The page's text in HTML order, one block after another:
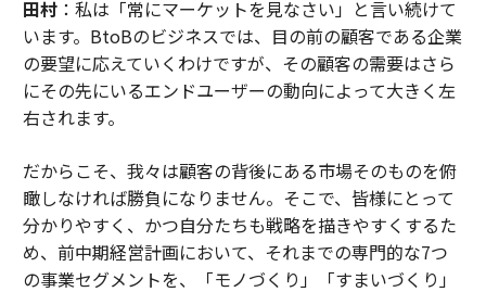
田村：私は「常にマーケットを見なさい」と言い続けて
います。BtoBのビジネスでは、目の前の顧客である企業
の要望に応えていくわけですが、その顧客の需要はさら
にその先にいるエンドユーザーの動向によって大きく左
右されます。
だからこそ、我々は顧客の背後にある市場そのものを俯
瞰しなければ勝負になりません。そこで、皆様にとって
分かりやすく、かつ自分たちも戦略を描きやすくするた
め、前中期経営計画において、それまでの専門的な7つ
の事業セグメントを、「モノづくり」「すまいづくり」